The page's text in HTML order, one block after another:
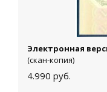
Электронная
(скан-копия)
4.990 руб.